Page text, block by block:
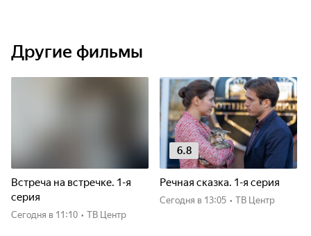
Другие фильмы
Встреча на встречке. 1-я
серия
Сегодня в 11:10 • ТВ Центр
6.8
Речная сказка. 1-я серия
Сегодня в 13:05 • ТВ Центр